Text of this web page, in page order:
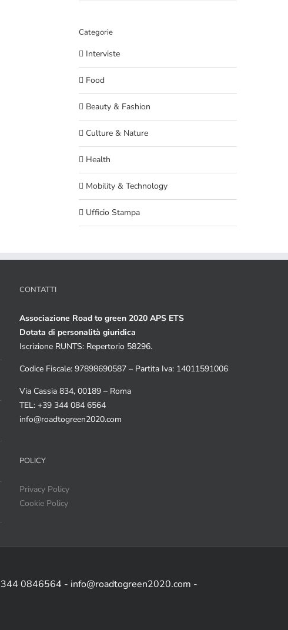
Categorie
Interviste
Food
Beauty & Fashion
Culture & Nature
Health
Mobility & Technology
Ufficio Stampa
CONTATTI
Associazione Road to green 2020 APS ETS
Dotata di personalità giuridica
Iscrizione RUNTS: Repertorio 58296.
Codice Fiscale: 97898690587 – Partita Iva: 14011591006
Via Cassia 834, 00189 – Roma
TEL: +39 344 084 6564
info@roadtogreen2020.com
POLICY
Privacy Policy
Cookie Policy
0846564 - info@roadtogreen2020.com -